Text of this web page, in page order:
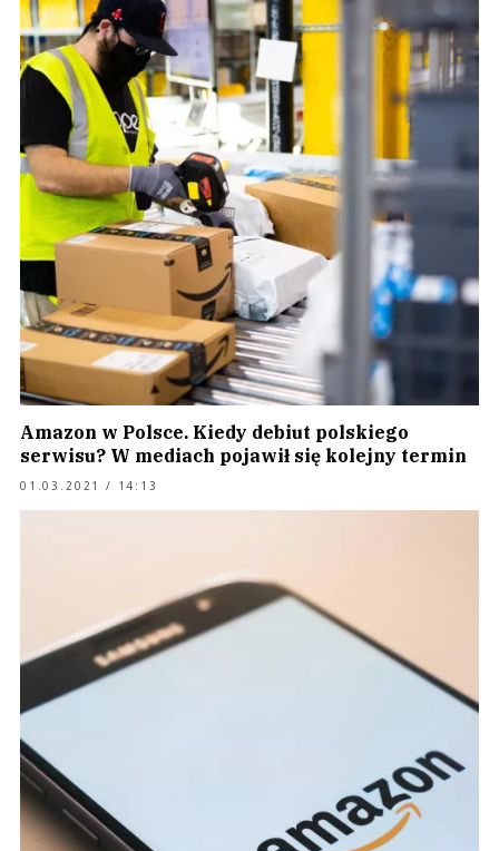
Amazon w Polsce. Kiedy debiut polskiego
serwisu? W mediach pojawił się kolejny termin
01.03.2021 / 14:13